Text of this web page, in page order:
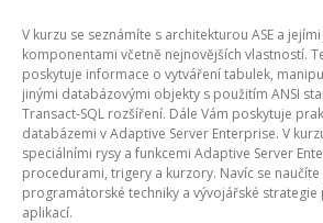
V kurzu se seznámíte s architekturou ASE a
komponentami včetně nejnovějších vlastností.
poskytuje informace o vytváření tabulek,
jinými databázovými objekty s použitím ANSI
Transact-SQL rozšíření. Dále Vám poskytuje
databázemi v Adaptive Server Enterprise. V
speciálními rysy a funkcemi Adaptive Server
procedurami, trigery a kurzory. Navíc se
programátorské techniky a vývojářské strategie
aplikací.